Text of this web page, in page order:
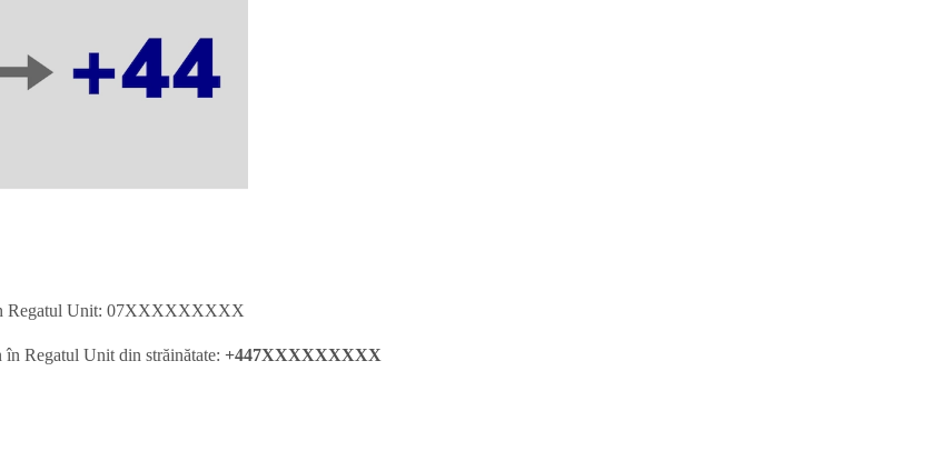
Regatul Unit: 07XXXXXXXXX
Regatul Unit din străinătate: +447XXXXXXXXX